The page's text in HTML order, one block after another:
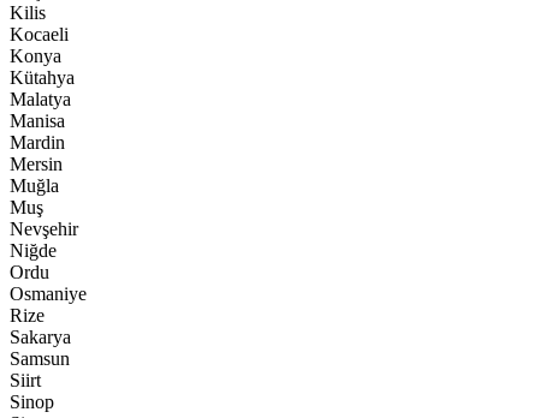
Kilis
Kocaeli
Konya
Kütahya
Malatya
Manisa
Mardin
Mersin
Muğla
Muş
Nevşehir
Niğde
Ordu
Osmaniye
Rize
Sakarya
Samsun
Siirt
Sinop